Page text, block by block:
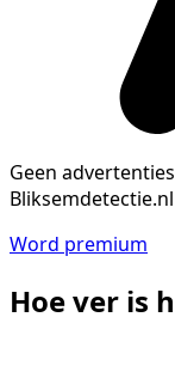
Geen
Word premium
Hoe ver is